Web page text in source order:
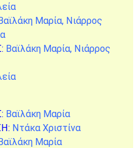
Μαρία, Νιάρρος
Βαϊλάκη Μαρία, Νιάρρος
Βαϊλάκη Μαρία
Ντάκα Χριστίνα
Μαρία